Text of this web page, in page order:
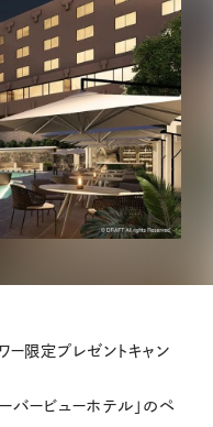
限定プレゼントキャン
バービューホテル」のペ